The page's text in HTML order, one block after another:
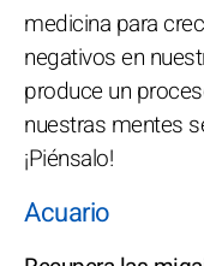
medicina para
negativos en
produce un
nuestras mentes
¡Piénsalo!
Acuario